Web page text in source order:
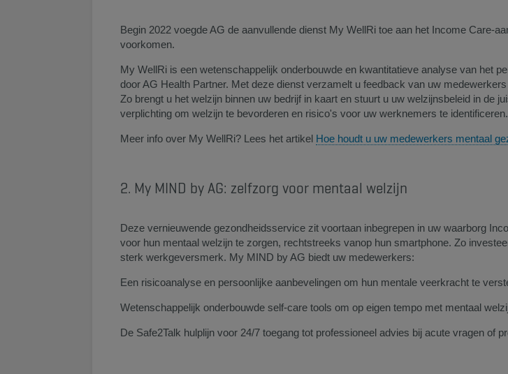
Begin 2022 voegde AG de aanvullende dienst My WellRi toe aan het Income Care-
voorkomen.
My WellRi is een wetenschappelijk onderbouwde en kwantitatieve analyse van het
door AG Health Partner. Met deze dienst verzamelt u feedback van uw
Zo brengt u het welzijn binnen uw bedrijf in kaart en stuurt u uw welzijnsbeleid in de
verplichting om welzijn te bevorderen en risico's voor uw werknemers te identificeren.
Meer info over My WellRi? Lees het artikel Hoe houdt u uw medewerkers mentaal
2. My MIND by AG: zelfzorg voor mentaal welzijn
Deze vernieuwende gezondheidsservice zit voortaan inbegrepen in uw waarborg
voor hun mentaal welzijn te zorgen, rechtstreeks vanop hun smartphone. Zo
sterk werkgeversmerk. My MIND by AG biedt uw medewerkers:
Een risicoanalyse en persoonlijke aanbevelingen om hun mentale veerkracht te
Wetenschappelijk onderbouwde self-care tools om op eigen tempo met mentaal
De Safe2Talk hulplijn voor 24/7 toegang tot professioneel advies bij acute vragen of